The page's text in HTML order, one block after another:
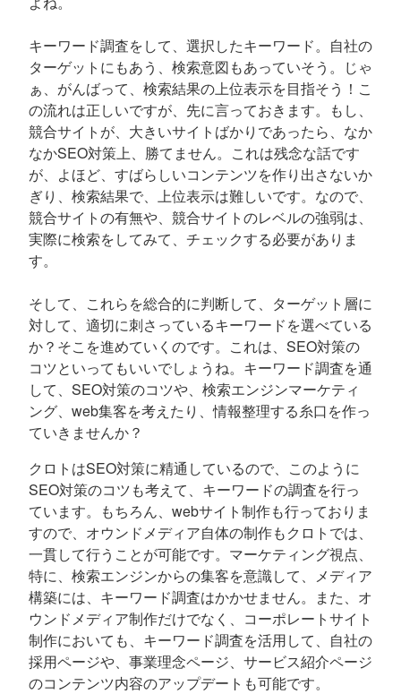
キーワード調査をして、選択したキーワード。自社の
ターゲットにもあう、検索意図もあっていそう。じゃ
ぁ、がんばって、検索結果の上位表示を目指そう！こ
の流れは正しいですが、先に言っておきます。もし、
競合サイトが、大きいサイトばかりであったら、なか
なかSEO対策上、勝てません。これは残念な話です
が、よほど、すばらしいコンテンツを作り出さないか
ぎり、検索結果で、上位表示は難しいです。なので、
競合サイトの有無や、競合サイトのレベルの強弱は、
実際に検索をしてみて、チェックする必要がありま
す。
そして、これらを総合的に判断して、ターゲット層に
対して、適切に刺さっているキーワードを選べている
か？そこを進めていくのです。これは、SEO対策の
コツといってもいいでしょうね。キーワード調査を通
して、SEO対策のコツや、検索エンジンマーケティ
ング、web集客を考えたり、情報整理する糸口を作っ
ていきませんか？
クロトはSEO対策に精通しているので、このように
SEO対策のコツも考えて、キーワードの調査を行っ
ています。もちろん、webサイト制作も行っておりま
すので、オウンドメディア自体の制作もクロトでは、
一貫して行うことが可能です。マーケティング視点、
特に、検索エンジンからの集客を意識して、メディア
構築には、キーワード調査はかかせません。また、オ
ウンドメディア制作だけでなく、コーポレートサイト
制作においても、キーワード調査を活用して、自社の
採用ページや、事業理念ページ、サービス紹介ページ
のコンテンツ内容のアップデートも可能です。